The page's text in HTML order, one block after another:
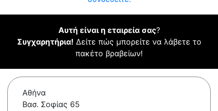
Αυτή είναι η εταιρεία σας?
Συγχαρητήρια! Δείτε πώς μπορείτε να λάβετε το
πακέτο βραβείων!
Αθήνα
Βασ. Σοφίας 65